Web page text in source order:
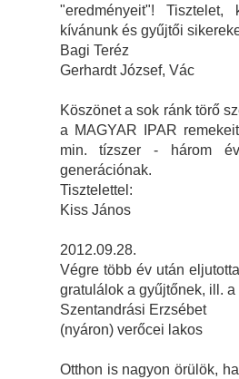
"eredményeit"!
kívánunk és gyűjtői
Bagi Teréz
Gerhardt József, Vác
Köszönet a sok ránk törő
a MAGYAR IPAR
min. tízszer - három
generációnak.
Tisztelettel:
Kiss János
2012.09.28.
Végre több év után
gratulálok a gyűjtőnek, ill.
Szentandrási Erzsébet
(nyáron) verőcei lakos
Otthon is nagyon örülök,